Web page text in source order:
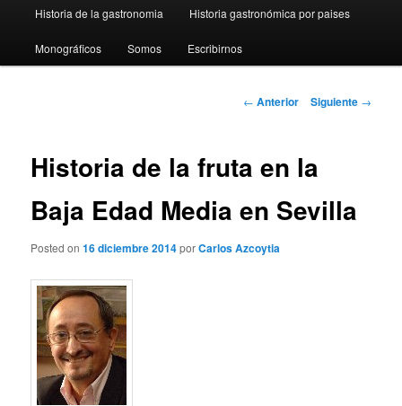
Historia de la gastronomia Historia gastronómica por paises
Monográficos Somos Escribirnos
Navegación
← Anterior Siguiente →
Historia de la fruta en la
Baja Edad Media en Sevilla
Posted on16 diciembre 2014porCarlos Azcoytia